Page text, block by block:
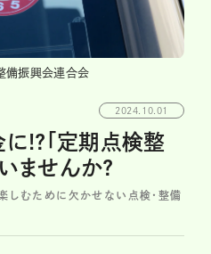
備振興会連合会
2024.10.01
!?「定期点検整
ませんか?
しむために欠かせない点検・整備